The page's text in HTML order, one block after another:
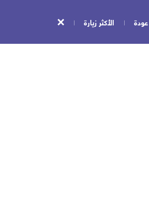
عودة الأكثر زيارة